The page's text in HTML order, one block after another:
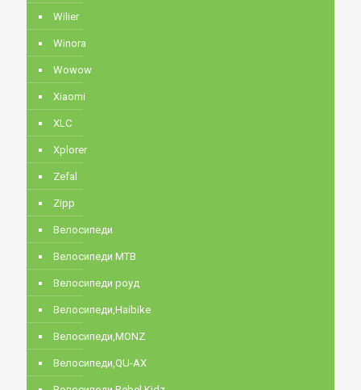
Wilier
Winora
Wowow
Xiaomi
XLC
Xplorer
Zefal
Zipp
Велосипеди
Велосипеди MTB
Велосипеди роуд
Велосипеди,Haibike
Велосипеди,MONZ
Велосипеди,QU-AX